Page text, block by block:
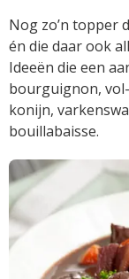
Nog zo’n topper
én die daar ook
Ideeën die een
bourguignon,
konijn,
bouillabaisse.